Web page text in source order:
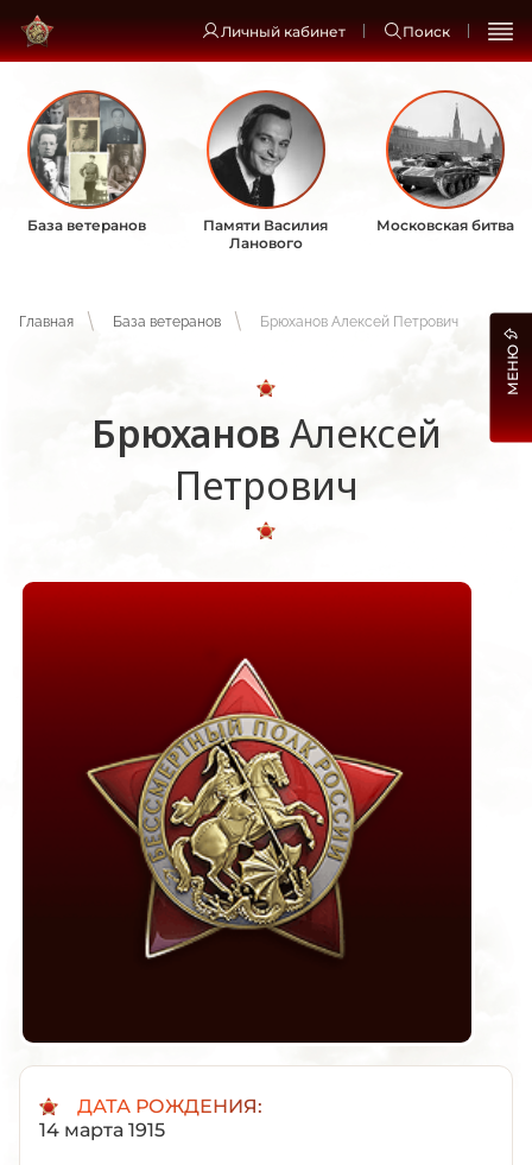
Личный кабинет Поиск
База ветеранов
Памяти Василия
Ланового
Московская битва
Главная База ветеранов Брюханов Алексей Петрович
Брюханов Алексей
Петрович
ДАТА РОЖДЕНИЯ:
14 марта 1915
МЕНЮ